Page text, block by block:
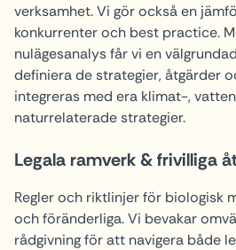
verksamhet. Vi gör också en
konkurrenter och best practice.
nulägesanalys får vi en
definiera de strategier, åtgärder
integreras med era klimat-,
naturrelaterade strategier.
Legala ramverk & frivilliga
Regler och riktlinjer för biologisk
och föränderliga. Vi bevakar
rådgivning för att navigera både